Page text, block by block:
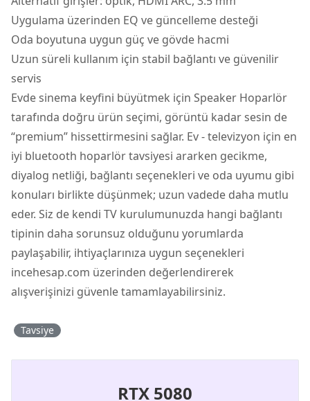
Uygulama üzerinden EQ ve güncelleme desteği
Oda boyutuna uygun güç ve gövde hacmi
Uzun süreli kullanım için stabil bağlantı ve güvenilir
servis
Evde sinema keyfini büyütmek için Speaker Hoparlör
tarafında doğru ürün seçimi, görüntü kadar sesin de
“premium” hissettirmesini sağlar. Ev - televizyon için en
iyi bluetooth hoparlör tavsiyesi ararken gecikme,
diyalog netliği, bağlantı seçenekleri ve oda uyumu gibi
konuları birlikte düşünmek; uzun vadede daha mutlu
eder. Siz de kendi TV kurulumunuzda hangi bağlantı
tipinin daha sorunsuz olduğunu yorumlarda
paylaşabilir, ihtiyaçlarınıza uygun seçenekleri
incehesap.com üzerinden değerlendirerek
alışverişinizi güvenle tamamlayabilirsiniz.
Tavsiye
RTX 5080